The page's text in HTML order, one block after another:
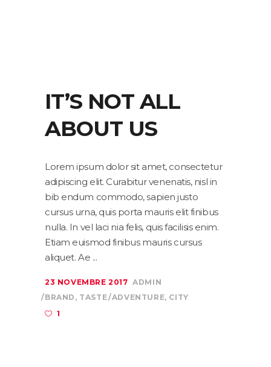
IT’S NOT ALL
ABOUT US
Lorem ipsum dolor sit amet, consectetur
adipiscing elit. Curabitur venenatis, nisl in
bib endum commodo, sapien justo
cursus urna, quis porta mauris elit finibus
nulla. In vel laci nia felis, quis facilisis enim.
Etiam euismod finibus mauris cursus
aliquet. Ae
23 NOVEMBRE 2017 ADMIN
BRAND , TASTE ADVENTURE, CITY
1